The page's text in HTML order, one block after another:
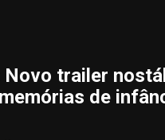
Novo trailer
de